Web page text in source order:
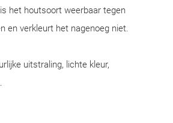
het houtsoort weerbaar tegen
en verkleurt het nagenoeg niet.
uitstraling, lichte kleur,